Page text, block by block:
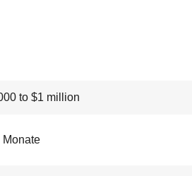
to $1 million
Monate